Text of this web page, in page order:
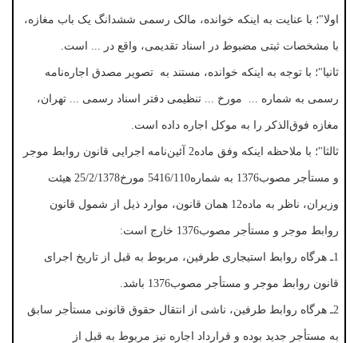
اولا"؛ با عنایت به اینکه خوانده، مالک رسمی ششدانگ یک باب مغازه،
با مشخصات ثبتی مضبوط در اسناد تقدیمی، واقع در ... است.
ثانیا"؛ با توجه به اینکه خوانده، مستند به تصویر مصدق اجاره‌نامه
رسمی به شماره ... مورخ ... تنظیمی دفتر اسناد رسمی ... تهران،
مغازه فوق‌الذکر را به موکل اجاره داده است.
ثالثا"؛ با ملاحظه اینکه وفق ماده2 آئین‌نامه اجرایی قانون روابط موجر
و مستأجر مصوب1376 به شماره5416/110 مورخ25/2/1378 هیئت
وزیران، ناظر به ماده12 همان قانون، موارد ذیل از شمول قانون
روابط موجر و مستأجر مصوب1376 خارج است:
1ـ هرگاه روابط استیجاری طرفین، مربوط به قبل از تاریخ اجرای
قانون روابط موجر و مستأجر مصوب1376 باشد.
2ـ هرگاه روابط طرفین، ناشی از انتقال حقوق قانونی مستأجر سابق
به مستأجر جدید بوده و قرارداد اجاره نیز مربوط به قبل از